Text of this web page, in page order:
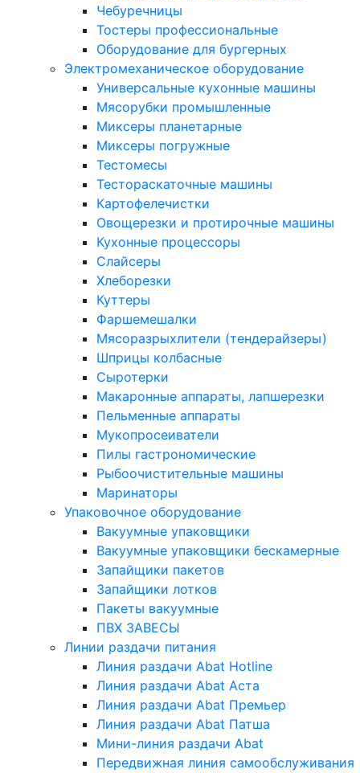
Чебуречницы
Тостеры профессиональные
Оборудование для бургерных
Электромеханическое оборудование
Универсальные кухонные машины
Мясорубки промышленные
Миксеры планетарные
Миксеры погружные
Тестомесы
Тестораскаточные машины
Картофелечистки
Овощерезки и протирочные машины
Кухонные процессоры
Слайсеры
Хлеборезки
Куттеры
Фаршемешалки
Мясоразрыхлители (тендерайзеры)
Шприцы колбасные
Сыротерки
Макаронные аппараты, лапшерезки
Пельменные аппараты
Мукопросеиватели
Пилы гастрономические
Рыбоочистительные машины
Маринаторы
Упаковочное оборудование
Вакуумные упаковщики
Вакуумные упаковщики бескамерные
Запайщики пакетов
Запайщики лотков
Пакеты вакуумные
ПВХ ЗАВЕСЫ
Линии раздачи питания
Линия раздачи Abat Hotline
Линия раздачи Abat Аста
Линия раздачи Abat Премьер
Линия раздачи Abat Патша
Мини-линия раздачи Abat
Передвижная линия самообслуживания